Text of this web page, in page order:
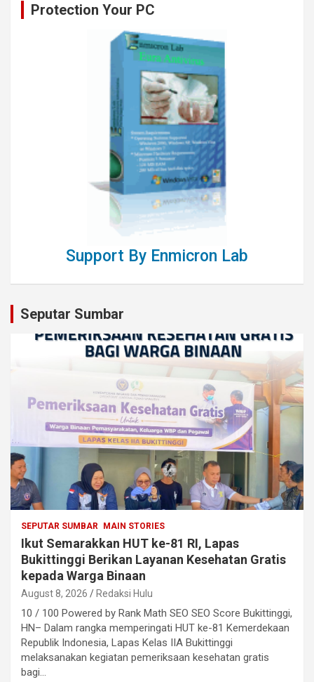
Protection Your PC
Support By Enmicron Lab
Seputar Sumbar
SEPUTAR SUMBAR MAIN STORIES
Ikut Semarakkan HUT ke-81 RI, Lapas
Bukittinggi Berikan Layanan Kesehatan Gratis
kepada Warga Binaan
August 8, 2026 Redaksi Hulu
10 / 100 Powered by Rank Math SEO SEO Score Bukittinggi,
HN– Dalam rangka memperingati HUT ke-81 Kemerdekaan
Republik Indonesia, Lapas Kelas IIA Bukittinggi
melaksanakan kegiatan pemeriksaan kesehatan gratis
bagi…